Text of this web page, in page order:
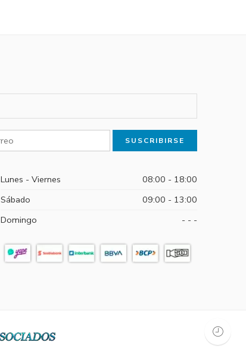
Lunes - Viernes
08:00 - 18:00
Sábado
09:00 - 13:00
Domingo
- - -